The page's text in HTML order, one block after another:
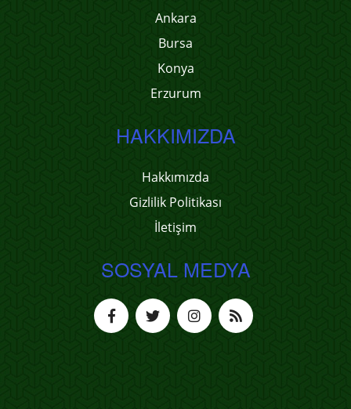
Ankara
Bursa
Konya
Erzurum
HAKKIMIZDA
Hakkımızda
Gizlilik Politikası
İletişim
SOSYAL MEDYA